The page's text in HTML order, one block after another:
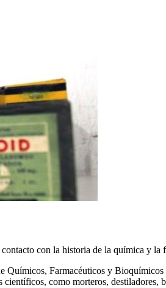
con la historia de la química y la
Farmacéuticos y
como morteros, destiladores,